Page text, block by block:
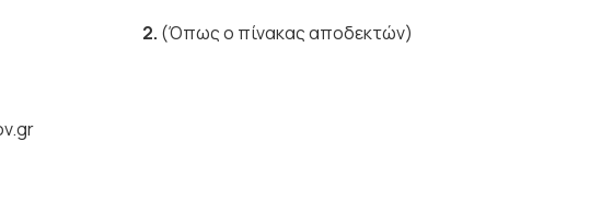
2. (Όπως ο πίνακας αποδεκτών)